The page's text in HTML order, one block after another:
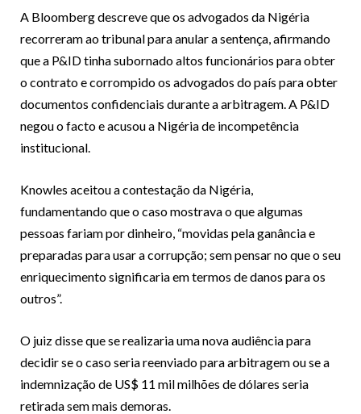
A Bloomberg descreve que os advogados da Nigéria
recorreram ao tribunal para anular a sentença, afirmando
que a P&ID tinha subornado altos funcionários para obter
o contrato e corrompido os advogados do país para obter
documentos confidenciais durante a arbitragem. A P&ID
negou o facto e acusou a Nigéria de incompetência
institucional.
Knowles aceitou a contestação da Nigéria,
fundamentando que o caso mostrava o que algumas
pessoas fariam por dinheiro, “movidas pela ganância e
preparadas para usar a corrupção; sem pensar no que o seu
enriquecimento significaria em termos de danos para os
outros”.
O juiz disse que se realizaria uma nova audiência para
decidir se o caso seria reenviado para arbitragem ou se a
indemnização de US$ 11 mil milhões de dólares seria
retirada sem mais demoras.